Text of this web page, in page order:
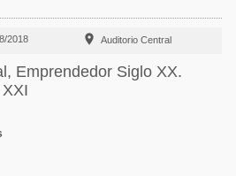
2018  Auditorio Central
Emprendedor Siglo XX.